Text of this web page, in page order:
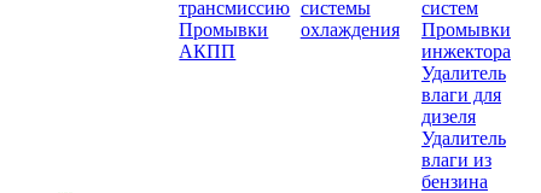
трансмиссию
Промывки
АКПП
системы
охлаждения
систем
Промывки
инжектора
Удалитель
влаги для
дизеля
Удалитель
влаги из
бензина